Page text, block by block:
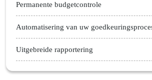
Permanente budgetcontrole
Automatisering van uw
Uitgebreide rapportering